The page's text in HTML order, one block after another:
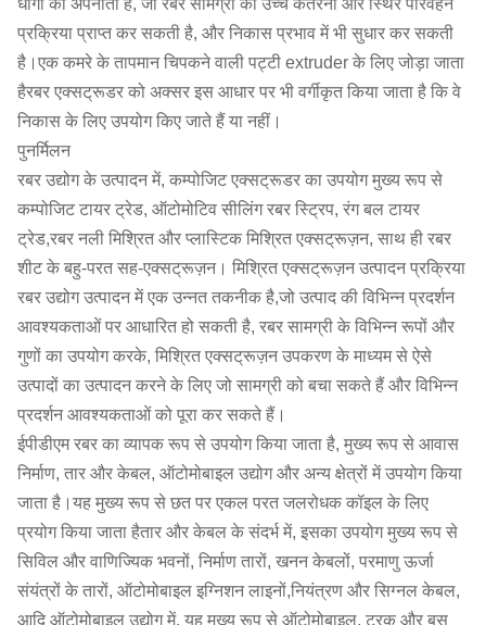
धागा को अपनाता है, जो रबर सामग्री को उच्च कतरनी और स्थिर परिवहन
प्रक्रिया प्राप्त कर सकती है, और निकास प्रभाव में भी सुधार कर सकती
है।एक कमरे के तापमान चिपकने वाली पट्टी extruder के लिए जोड़ा जाता
हैरबर एक्सट्रूडर को अक्सर इस आधार पर भी वर्गीकृत किया जाता है कि वे
निकास के लिए उपयोग किए जाते हैं या नहीं।
पुनर्मिलन
रबर उद्योग के उत्पादन में, कम्पोजिट एक्सट्रूडर का उपयोग मुख्य रूप से
कम्पोजिट टायर ट्रेड, ऑटोमोटिव सीलिंग रबर स्ट्रिप, रंग बल टायर
ट्रेड,रबर नली मिश्रित और प्लास्टिक मिश्रित एक्सट्रूज़न, साथ ही रबर
शीट के बहु-परत सह-एक्सट्रूज़न। मिश्रित एक्सट्रूज़न उत्पादन प्रक्रिया
रबर उद्योग उत्पादन में एक उन्नत तकनीक है,जो उत्पाद की विभिन्न प्रदर्शन
आवश्यकताओं पर आधारित हो सकती है, रबर सामग्री के विभिन्न रूपों और
गुणों का उपयोग करके, मिश्रित एक्सट्रूज़न उपकरण के माध्यम से ऐसे
उत्पादों का उत्पादन करने के लिए जो सामग्री को बचा सकते हैं और विभिन्न
प्रदर्शन आवश्यकताओं को पूरा कर सकते हैं।
ईपीडीएम रबर का व्यापक रूप से उपयोग किया जाता है, मुख्य रूप से आवास
निर्माण, तार और केबल, ऑटोमोबाइल उद्योग और अन्य क्षेत्रों में उपयोग किया
जाता है।यह मुख्य रूप से छत पर एकल परत जलरोधक कॉइल के लिए
प्रयोग किया जाता हैतार और केबल के संदर्भ में, इसका उपयोग मुख्य रूप से
सिविल और वाणिज्यिक भवनों, निर्माण तारों, खनन केबलों, परमाणु ऊर्जा
संयंत्रों के तारों, ऑटोमोबाइल इग्निशन लाइनों,नियंत्रण और सिग्नल केबल,
आदि ऑटोमोबाइल उद्योग में, यह मुख्य रूप से ऑटोमोबाइल, ट्रक और बस